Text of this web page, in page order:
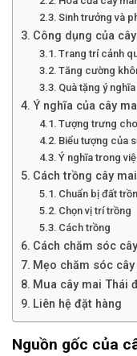
Sinh trưởng và
Công dụng của
Trang trí cảnh
Tăng cường
Quà tặng ý nghĩa
Ý nghĩa của cây
Tượng trưng
Biểu tượng của
Ý nghĩa trong
Cách trồng cây
Chuẩn bị đất
Chọn vị trí trồng
Cách trồng
Cách chăm sóc
Mẹo chăm sóc
Mua cây mai Thái
Liên hệ đặt hàng
Nguồn gốc của